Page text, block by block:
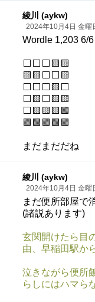
綾川 (aykw)
2024年10月4日 金曜
Wordle 1,203 6/6
⬜⬜⬜🟨🟨
🟨🟨⬜⬜🟨
⬜⬜⬜🟨⬜
⬜🟨⬜🟨🟨
⬜🟨🟨🟨🟩
🟩🟩🟩🟩🟩
まだまだだね
綾川 (aykw)
2024年10月4日 金曜
まだ便所部屋で
(諸説あります)
玄関開けたら目
由、早稲田駅か
泣きながら便所
らしにはハマら